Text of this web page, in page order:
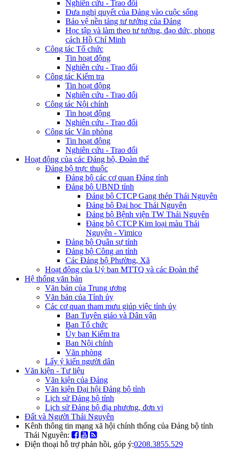
Nghiên cứu - Trao đổi
Đưa nghị quyết của Đảng vào cuộc sống
Bảo vệ nền tảng tư tưởng của Đảng
Học tập và làm theo tư tưởng, đạo đức, phong
cách Hồ Chí Minh
Công tác Tổ chức
Tin hoạt động
Nghiên cứu - Trao đổi
Công tác Kiểm tra
Tin hoạt động
Nghiên cứu - Trao đổi
Công tác Nội chính
Tin hoạt động
Nghiên cứu - Trao đổi
Công tác Văn phòng
Tin hoạt động
Nghiên cứu - Trao đổi
Hoạt động của các Đảng bộ, Đoàn thể
Đảng bộ trực thuộc
Đảng bộ các cơ quan Đảng tỉnh
Đảng bộ UBND tỉnh
Đảng bộ CTCP Gang thép Thái Nguyên
Đảng bộ Đại học Thái Nguyên
Đảng bộ Bệnh viện TW Thái Nguyên
Đảng bộ CTCP Kim loại màu Thái
Nguyên - Vimico
Đảng bộ Quân sự tỉnh
Đảng bộ Công an tỉnh
Các Đảng bộ Phường, Xã
Hoạt động của Uỷ ban MTTQ và các Đoàn thể
Hệ thống văn bản
Văn bản của Trung ương
Văn bản của Tỉnh ủy
Các cơ quan tham mưu giúp việc tỉnh ủy
Ban Tuyên giáo và Dân vận
Ban Tổ chức
Ủy ban Kiểm tra
Ban Nội chính
Văn phòng
Lấy ý kiến người dân
Văn kiện - Tư liệu
Văn kiện của Đảng
Văn kiện Đại hội Đảng bộ tỉnh
Lịch sử Đảng bộ tỉnh
Lịch sử Đảng bộ địa phương, đơn vị
Đất và Người Thái Nguyên
Kênh thông tin mạng xã hội chính thống của Đảng bộ tỉnh
Thái Nguyên:
Điện thoại hỗ trợ phản hồi, góp ý:0208.3855.529